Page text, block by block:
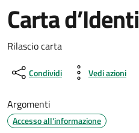
Carta
Dettagli del
Rilascio carta
Condividi Vedi azioni
Argomenti
Accesso all'informazione